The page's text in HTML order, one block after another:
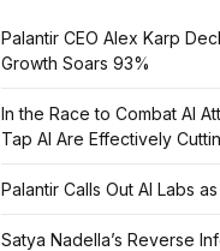
Palantir CEO Alex Karp
Growth Soars 93%
In the Race to Combat AI
Tap AI Are Effectively
Palantir Calls Out AI Labs
Satya Nadella’s Reverse